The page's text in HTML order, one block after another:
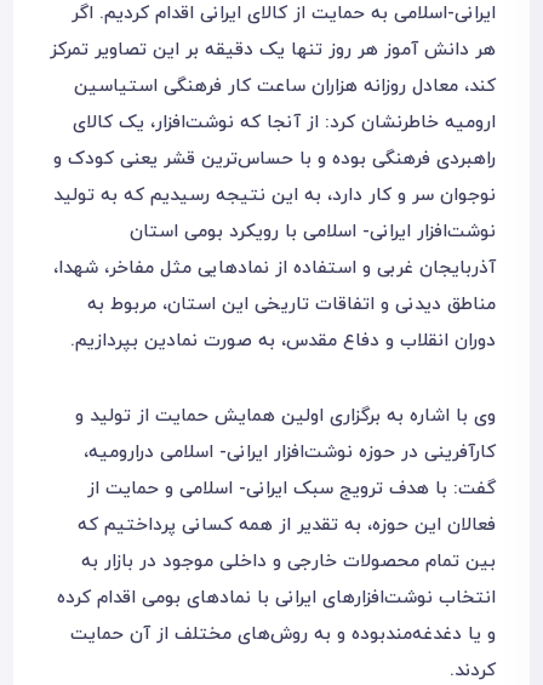
ایرانی-اسلامی به حمایت از کالای ایرانی اقدام کردیم. اگر
هر دانش ‌آموز هر روز تنها یک دقیقه بر این تصاویر تمرکز
کند، معادل روزانه هزاران ساعت کار فرهنگی استیاسین
ارومیه خاطرنشان کرد: از آنجا که نوشت‌افزار، یک کالای
راهبردی فرهنگی بوده و با حساس‌ترین قشر یعنی کودک و
نوجوان سر و کار دارد، به این نتیجه رسیدیم که به تولید
نوشت‌‌افزار ایرانی- اسلامی با رویکرد بومی استان
آذربایجان غربی و استفاده از نماد‌هایی مثل مفاخر، شهدا،
مناطق دیدنی و اتفاقات تاریخی این استان، مربوط به
دوران انقلاب و دفاع مقدس، به صورت نمادین بپردازیم.
وی با اشاره به برگزاری اولین همایش حمایت از تولید و
کارآفرینی در حوزه نوشت‌‌افزار ایرانی- اسلامی درارومیه،
گفت: با هدف ترویج سبک ایرانی- اسلامی و حمایت از
فعالان این حوزه، به تقدیر از همه کسانی پرداختیم که
بین تمام محصولات خارجی و داخلی موجود در بازار به
انتخاب نوشت‌‌افزارهای ایرانی با نماد‌های بومی اقدام کرده
و یا دغدغه‌مندبوده و به روش‌های مختلف از آن حمایت
کردند.